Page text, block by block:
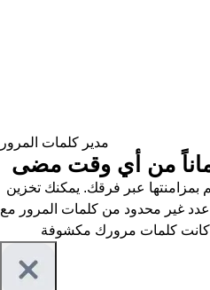
مدير كلمات المرور
من أي وقت مضى
بمزامنتها عبر فرقك. يمكنك تخزين
غير محدود من كلمات المرور مع